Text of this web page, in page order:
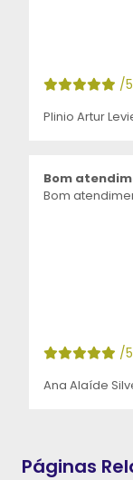
/5
Plinio Artur
Bom
Bom
/5
Ana Alaíde
Páginas